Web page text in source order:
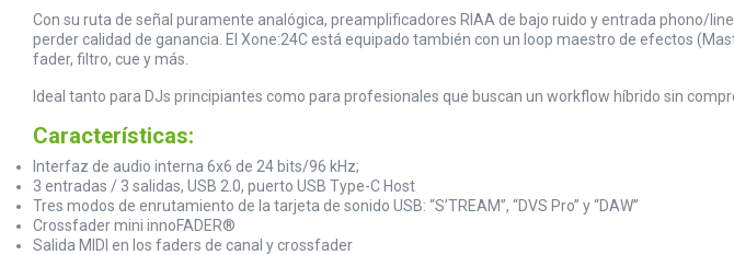
Con su ruta de señal puramente analógica, preamplificadores RIAA de bajo ruido y entrada
perder calidad de ganancia. El Xone:24C está equipado también con un loop maestro de efectos
fader, filtro, cue y más.
Ideal tanto para DJs principiantes como para profesionales que buscan un workflow híbrido sin
Características:
Interfaz de audio interna 6x6 de 24 bits/96 kHz;
3 entradas / 3 salidas, USB 2.0, puerto USB Type-C Host
Tres modos de enrutamiento de la tarjeta de sonido USB: “S’TREAM”, “DVS Pro” y “DAW”
Crossfader mini innoFADER®
Salida MIDI en los faders de canal y crossfader